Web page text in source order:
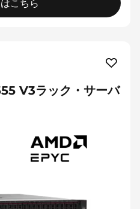
こちら
V3ラック・サーバ